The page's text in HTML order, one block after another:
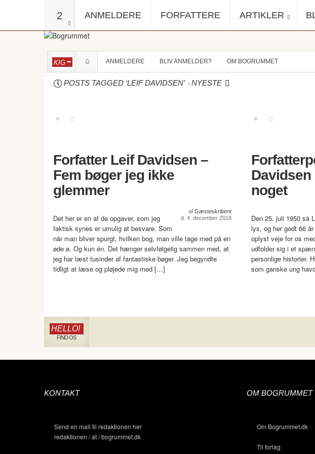
2 ANMELDERE FORFATTERE ARTIKLER
KIG ANMELDERE BLIV ANMELDER? OM BOGRUMMET
POSTS TAGGED ‘LEIF DAVIDSEN’ -NYESTE
Forfatter Leif Davidsen –
Fem bøger jeg ikke
glemmer
af Gæsteskribent
d. 4. december 2018
Det her er en af de opgaver, som jeg
faktisk synes er umulig at besvare. Som
når man bliver spurgt, hvilken bog, man ville tage med på en
øde ø. Og kun én. Det hænger selvfølgelig sammen med, at
jeg har læst tusinder af fantastiske bøger. Jeg begyndte
tidligt at læse og pløjede mig med […]
Davidsen
noget
Den 25. juli 1950 så
lys, og her godt 66
oplyst veje for os
udfolder sig i et
personlige historier.
som ganske ung
HELLO!
FIND OS
KONTAKT
Send en mail til redaktionen her
redaktionen / at / bogrummet.dk
OM BOGRUMMET
Om Bogrummet.dk
Til forlag